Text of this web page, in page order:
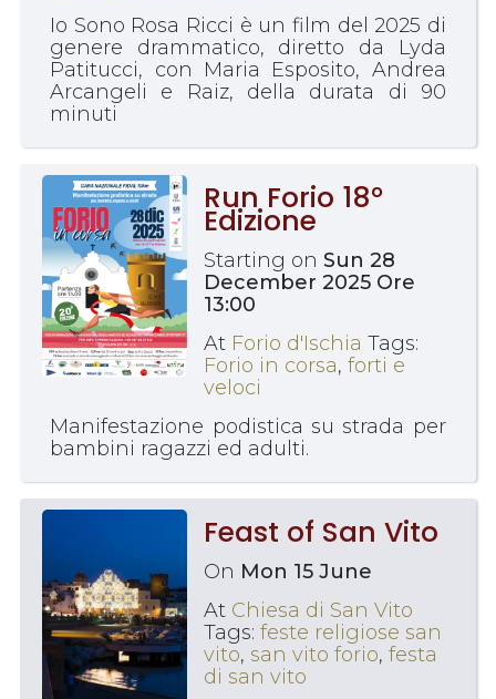
Io Sono Rosa Ricci è un film del 2025 di
genere drammatico, diretto da Lyda
Patitucci, con Maria Esposito, Andrea
Arcangeli e Raiz, della durata di 90
minuti
Run Forio 18°
Edizione
Starting on Sun 28
December 2025 Ore
13:00
At Forio d'Ischia Tags:
Forio in corsa, forti e
veloci
Manifestazione podistica su strada per
bambini ragazzi ed adulti.
Feast of San Vito
On Mon 15 June
At Chiesa di San Vito
Tags: feste religiose san
vito, san vito forio, festa
di san vito